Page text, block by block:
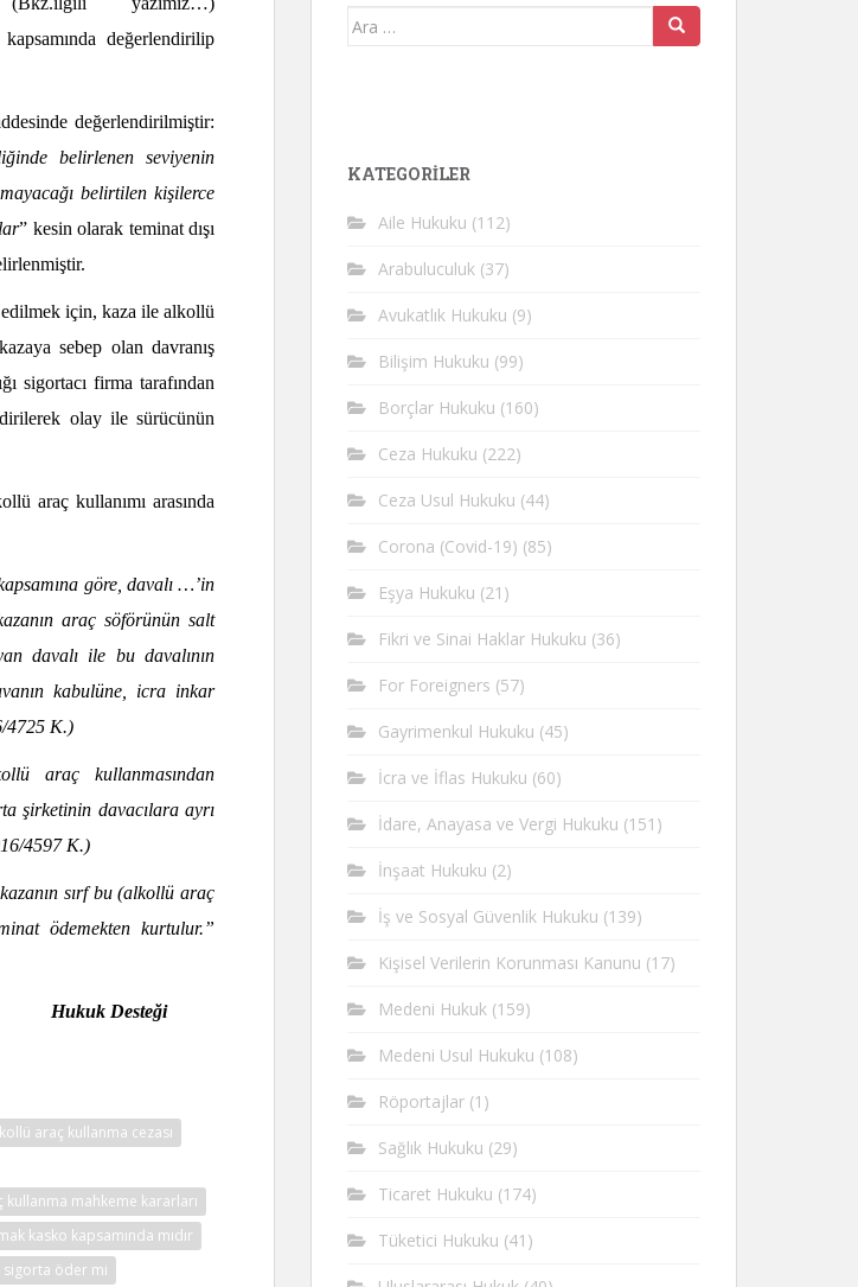
değerlendirilip
değerlendirilmiştir:
belirlenen seviyenin
belirtilen kişilerce
” kesin olarak teminat dışı
edilmek için, kaza ile alkollü
sebep olan davranış
sigortacı firma tarafından
olay ile sürücünün
araç kullanımı arasında
göre, davalı …’in
araç söförünün salt
davalı ile bu davalının
kabulüne, icra inkar
4725 K.)
araç kullanmasından
şirketinin davacılara ayrı
4597 K.)
sırf bu (alkollü araç
ödemekten kurtulur.”
Hukuk Desteği
araç kullanma cezası
kullanma mahkeme kararları
kasko kapsamında mıdır
sigorta öder mi
Arama
KATEGORİLER
Aile Hukuku (112)
Arabuluculuk (37)
Avukatlık Hukuku (9)
Bilişim Hukuku (99)
Borçlar Hukuku (160)
Ceza Hukuku (222)
Ceza Usul Hukuku (44)
Corona (Covid-19) (85)
Eşya Hukuku (21)
Fikri ve Sinai Haklar Hukuku (36)
For Foreigners (57)
Gayrimenkul Hukuku (45)
İcra ve İflas Hukuku (60)
İdare, Anayasa ve Vergi Hukuku (151)
İnşaat Hukuku (2)
İş ve Sosyal Güvenlik Hukuku (139)
Kişisel Verilerin Korunması Kanunu (17)
Medeni Hukuk (159)
Medeni Usul Hukuku (108)
Röportajlar (1)
Sağlık Hukuku (29)
Ticaret Hukuku (174)
Tüketici Hukuku (41)